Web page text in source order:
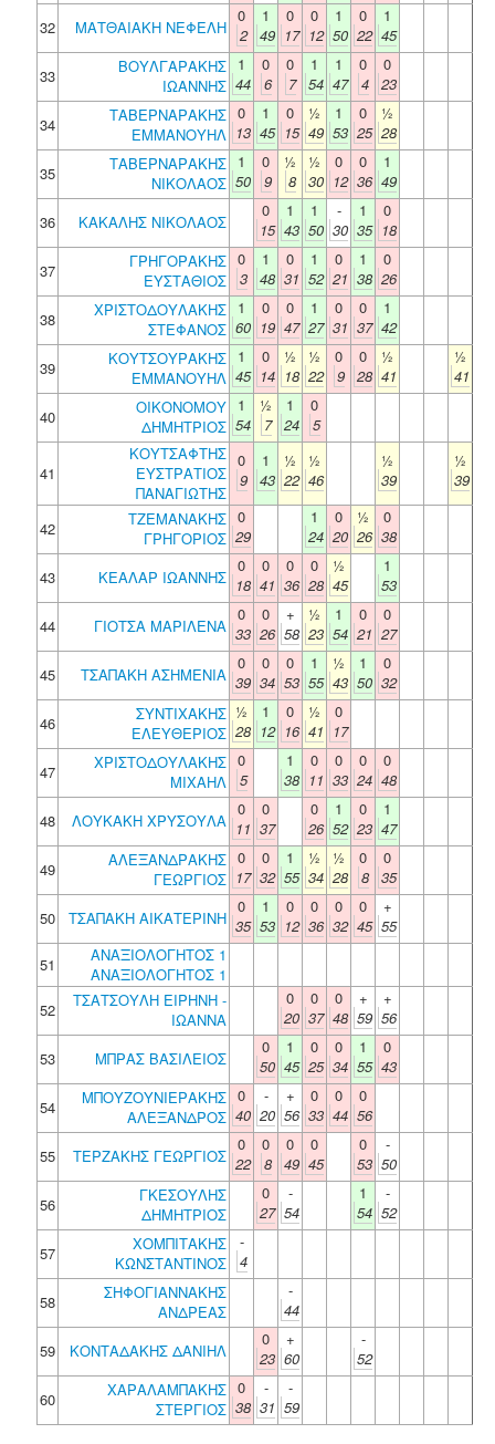
32
ΜΑΤΘΑΙΑΚΗ ΝΕΦΕΛΗ
0
2
1
49
0
17
0
12
1
50
0
22
1
45
33
ΒΟΥΛΓΑΡΑΚΗΣ
ΙΩΑΝΝΗΣ
1
44
0
6
0
7
1
54
1
47
0
4
0
23
34
ΤΑΒΕΡΝΑΡΑΚΗΣ
ΕΜΜΑΝΟΥΗΛ
0
13
1
45
0
15
½
49
1
53
0
25
½
28
35
ΤΑΒΕΡΝΑΡΑΚΗΣ
ΝΙΚΟΛΑΟΣ
1
50
0
9
½
8
½
30
0
12
0
36
1
49
36
ΚΑΚΑΛΗΣ ΝΙΚΟΛΑΟΣ
0
15
1
43
1
50
-
30
1
35
0
18
37
ΓΡΗΓΟΡΑΚΗΣ
ΕΥΣΤΑΘΙΟΣ
0
3
1
48
0
31
1
52
0
21
1
38
0
26
38
ΧΡΙΣΤΟΔΟΥΛΑΚΗΣ
ΣΤΕΦΑΝΟΣ
1
60
0
19
0
47
1
27
0
31
0
37
1
42
39
ΚΟΥΤΣΟΥΡΑΚΗΣ
ΕΜΜΑΝΟΥΗΛ
1
45
0
14
½
18
½
22
0
9
0
28
½
41
½
41
40
ΟΙΚΟΝΟΜΟΥ
ΔΗΜΗΤΡΙΟΣ
1
54
½
7
1
24
0
5
41
ΚΟΥΤΣΑΦΤΗΣ
ΕΥΣΤΡΑΤΙΟΣ
ΠΑΝΑΓΙΩΤΗΣ
0
9
1
43
½
22
½
46
½
39
½
39
42
ΤΖΕΜΑΝΑΚΗΣ
ΓΡΗΓΟΡΙΟΣ
0
29
1
24
0
20
½
26
0
38
43
ΚΕΑΛΑΡ ΙΩΑΝΝΗΣ
0
18
0
41
0
36
0
28
½
45
1
53
44
ΓΙΟΤΣΑ ΜΑΡΙΛΕΝΑ
0
33
0
26
+
58
½
23
1
54
0
21
0
27
45
ΤΣΑΠΑΚΗ ΑΣΗΜΕΝΙΑ
0
39
0
34
0
53
1
55
½
43
1
50
0
32
46
ΣΥΝΤΙΧΑΚΗΣ
ΕΛΕΥΘΕΡΙΟΣ
½
28
1
12
0
16
½
41
0
17
47
ΧΡΙΣΤΟΔΟΥΛΑΚΗΣ
ΜΙΧΑΗΛ
0
5
1
38
0
11
0
33
0
24
0
48
48
ΛΟΥΚΑΚΗ ΧΡΥΣΟΥΛΑ
0
11
0
37
0
26
1
52
0
23
1
47
49
ΑΛΕΞΑΝΔΡΑΚΗΣ
ΓΕΩΡΓΙΟΣ
0
17
0
32
1
55
½
34
½
28
0
8
0
35
50
ΤΣΑΠΑΚΗ ΑΙΚΑΤΕΡΙΝΗ
0
35
1
53
0
12
0
36
0
32
0
45
+
55
51
ΑΝΑΞΙΟΛΟΓΗΤΟΣ 1
ΑΝΑΞΙΟΛΟΓΗΤΟΣ 1
52
ΤΣΑΤΣΟΥΛΗ ΕΙΡΗΝΗ -
ΙΩΑΝΝΑ
0
20
0
37
0
48
+
59
+
56
53
ΜΠΡΑΣ ΒΑΣΙΛΕΙΟΣ
0
50
1
45
0
25
0
34
1
55
0
43
54
ΜΠΟΥΖΟΥΝΙΕΡΑΚΗΣ
ΑΛΕΞΑΝΔΡΟΣ
0
40
-
20
+
56
0
33
0
44
0
56
55
ΤΕΡΖΑΚΗΣ ΓΕΩΡΓΙΟΣ
0
22
0
8
0
49
0
45
0
53
-
50
56
ΓΚΕΣΟΥΛΗΣ
ΔΗΜΗΤΡΙΟΣ
0
27
-
54
1
54
-
52
57
ΧΟΜΠΙΤΑΚΗΣ
ΚΩΝΣΤΑΝΤΙΝΟΣ
-
4
58
ΣΗΦΟΓΙΑΝΝΑΚΗΣ
ΑΝΔΡΕΑΣ
-
44
59
ΚΟΝΤΑΔΑΚΗΣ ΔΑΝΙΗΛ
0
23
+
60
-
52
60
ΧΑΡΑΛΑΜΠΑΚΗΣ
ΣΤΕΡΓΙΟΣ
0
38
-
31
-
59